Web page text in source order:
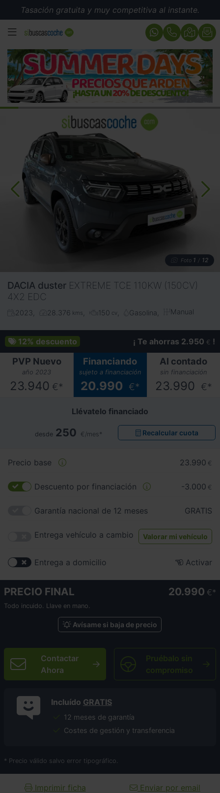
Tasación gratuita y muy competitiva al instante.
MENÚ
Foto 1 / 12
DACIA duster EXTREME TCE 110KW (150CV)
4X2 EDC
2023 28.376 kms 150 cv Gasolina Manual
12% descuento ¡ Te ahorras 2.950 € !
PVP Nuevo
año 2023
23.940 €*
Financiando
sujeto a financiación
20.990 €*
Al contado
sin financiación
23.990 €*
Llévatelo financiado
desde 250 €/mes* Recalcular cuota
Precio base 23.990 €
Descuento por financiación -3.000 €
Garantía nacional de 12 meses GRATIS
Entrega vehículo a cambio Valorar mi vehículo
Entrega a domicilio Activar
PRECIO FINAL 20.990 €
Todo incuido. Llave en mano.
Avísame si baja de precio
Contactar
Ahora
Pruébalo sin
compromiso
Incluído GRATIS
12 meses de garantía
Costes de gestión y transferencia
* Precio válido salvo error tipográfico.
Imprimir ficha Enviar por email